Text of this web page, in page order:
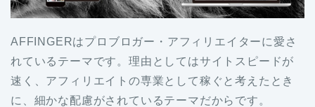
AFFINGERはプロブロガー・アフィリエイターに愛さ
れているテーマです。理由としてはサイトスピードが
速く、アフィリエイトの専業として稼ぐと考えたとき
に、細かな配慮がされているテーマだからです。